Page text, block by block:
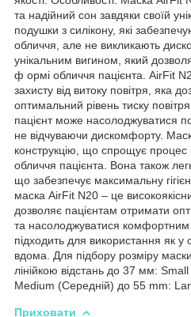
та надійний сон завдяки своїй
подушки з силікону, які
обличчя, але не викликають
унікальним вигином, який
ф ормі обличчя пацієнта. AirFit
захисту від витоку повітря, яка
оптимальний рівень тиску
пацієнт може насолоджуватися
не відчуваючи дискомфорту.
конструкцію, що спрощує процес
обличчя пацієнта. Вона також
що забезпечує максимальну
маска AirFit N20 – це
дозволяє пацієнтам отримати
та насолоджуватися
підходить для використання як у
вдома. Для підбору розміру
лінійкою відстань до 37 мм:
Medium (Середній) до 55 mm:
Приховати